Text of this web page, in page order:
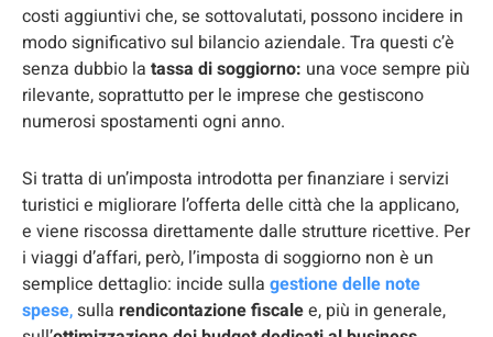
costi aggiuntivi che, se sottovalutati, possono incidere in
modo significativo sul bilancio aziendale. Tra questi c’è
senza dubbio la tassa di soggiorno: una voce sempre più
rilevante, soprattutto per le imprese che gestiscono
numerosi spostamenti ogni anno.
Si tratta di un’imposta introdotta per finanziare i servizi
turistici e migliorare l’offerta delle città che la applicano,
e viene riscossa direttamente dalle strutture ricettive. Per
i viaggi d’affari, però, l’imposta di soggiorno non è un
semplice dettaglio: incide sulla gestione delle note
spese,sulla rendicontazione fiscalee, più in generale,